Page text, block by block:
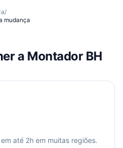
/
mudança
a Montador BH
até 2h em muitas regiões.